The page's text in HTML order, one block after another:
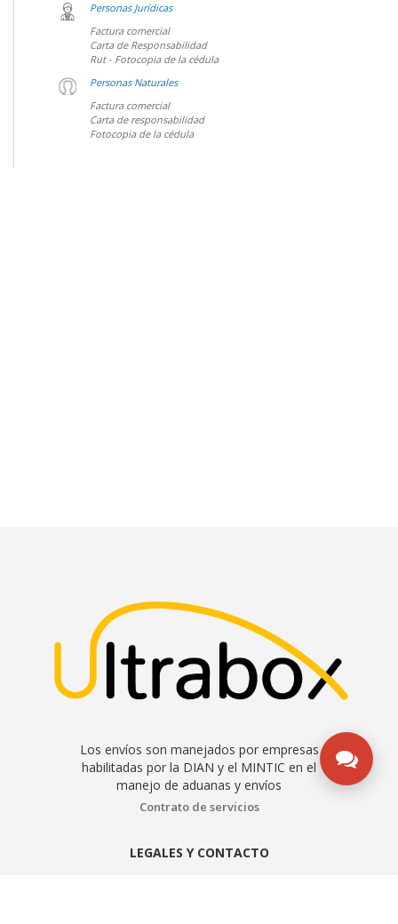
Personas Jurídicas
Factura comercial
Carta de Responsabilidad
Rut - Fotocopia de la cédula
Personas Naturales
Factura comercial
Carta de responsabilidad
Fotocopia de la cédula
Los envíos son manejados por empresas
habilitadas por la DIAN y el MINTIC en el
manejo de aduanas y envíos
Contrato de servicios
LEGALES Y CONTACTO